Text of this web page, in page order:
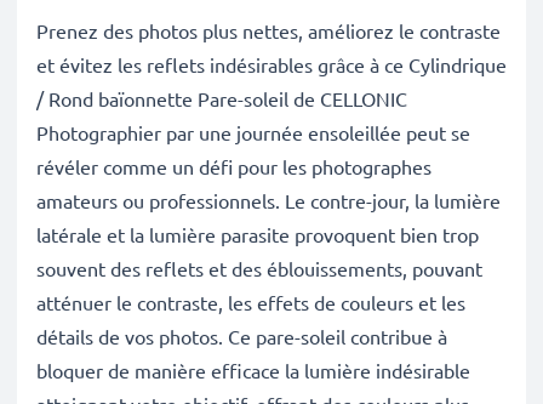
Prenez des photos plus nettes, améliorez le contraste
et évitez les reflets indésirables grâce à ce Cylindrique
/ Rond baïonnette Pare-soleil de CELLONIC
Photographier par une journée ensoleillée peut se
révéler comme un défi pour les photographes
amateurs ou professionnels. Le contre-jour, la lumière
latérale et la lumière parasite provoquent bien trop
souvent des reflets et des éblouissements, pouvant
atténuer le contraste, les effets de couleurs et les
détails de vos photos. Ce pare-soleil contribue à
bloquer de manière efficace la lumière indésirable